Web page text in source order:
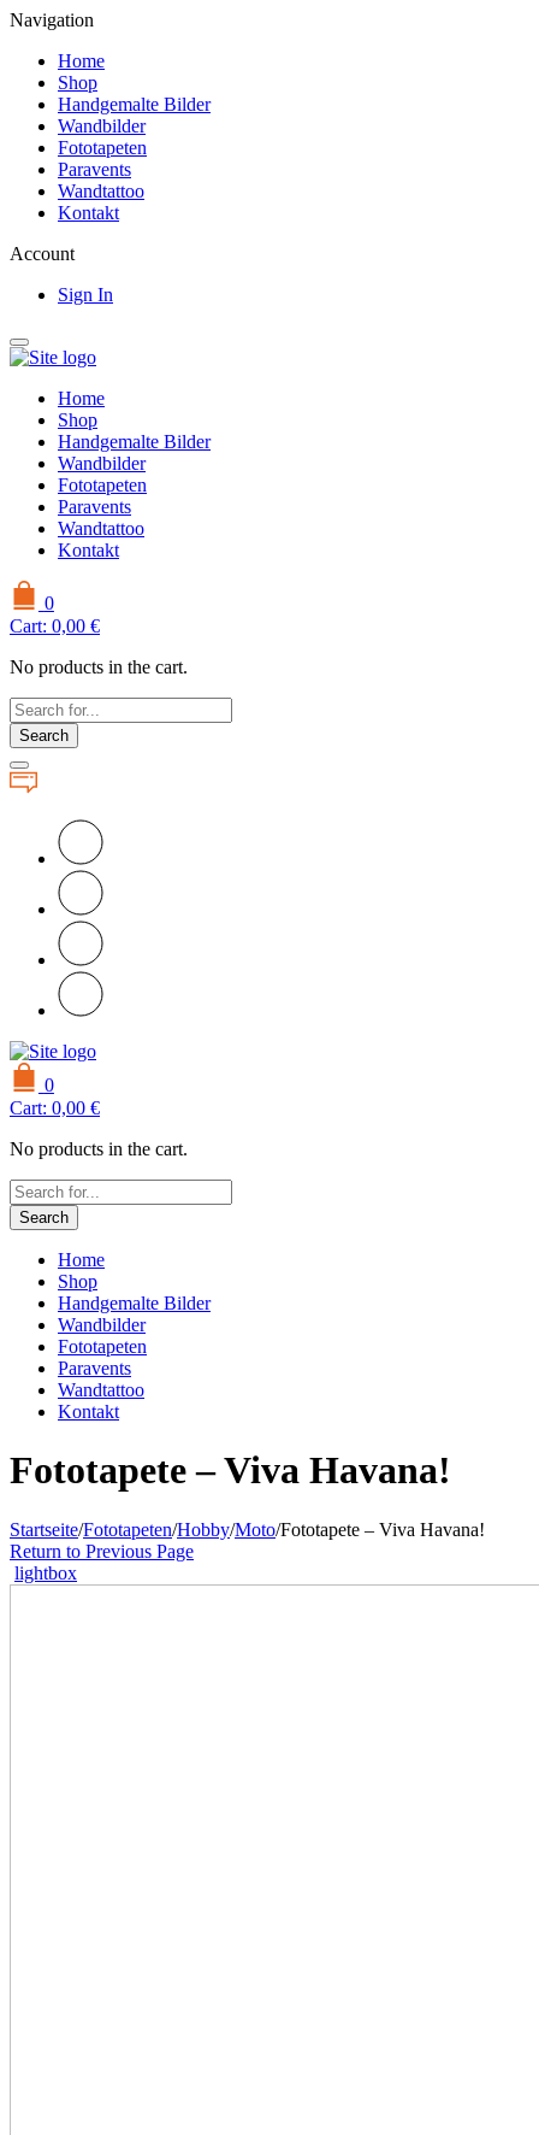
Navigation
Home
Shop
Handgemalte Bilder
Wandbilder
Fototapeten
Paravents
Wandtattoo
Kontakt
Account
Sign In
Home
Shop
Handgemalte Bilder
Wandbilder
Fototapeten
Paravents
Wandtattoo
Kontakt
0
Cart: 0,00 €
No products in the cart.
Search
0
Cart: 0,00 €
No products in the cart.
Search
Home
Shop
Handgemalte Bilder
Wandbilder
Fototapeten
Paravents
Wandtattoo
Kontakt
Fototapete – Viva Havana!
Startseite/Fototapeten/Hobby/Moto/Fototapete – Viva Havana!
Return to Previous Page
lightbox